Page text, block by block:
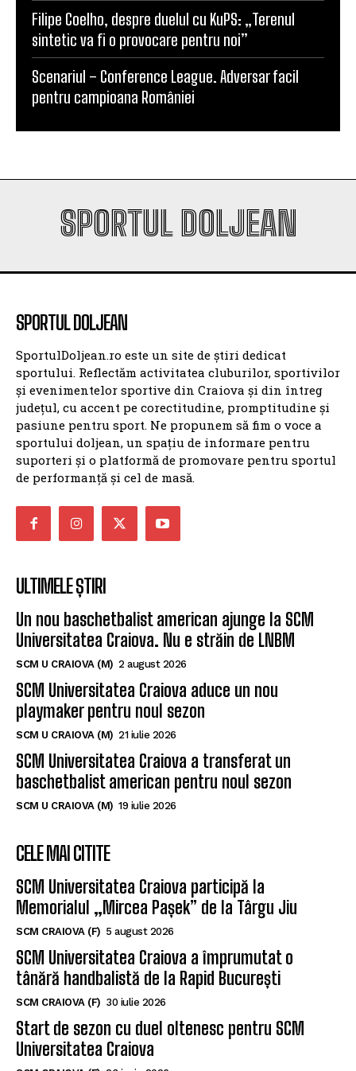
Scenariul – Conference League. Adversar facil
pentru campioana României
SPORTUL DOLJEAN
SPORTUL DOLJEAN
sportului. Reflectăm activitatea cluburilor, sportivilor
județul, cu accent pe corectitudine, promptitudine și
pasiune pentru sport. Ne propunem să fim o voce a
sportului doljean, un spațiu de informare pentru
suporteri și o platformă de promovare pentru sportul
de performanță și cel de masă.
ULTIMELE ȘTIRI
Universitatea Craiova. Nu e străin de LNBM
SCM U CRAIOVA (M) 2 august 2026
SCM Universitatea Craiova aduce un nou
playmaker pentru noul sezon
SCM U CRAIOVA (M) 21 iulie 2026
SCM Universitatea Craiova a transferat un
baschetbalist american pentru noul sezon
SCM U CRAIOVA (M) 19 iulie 2026
CELE MAI CITITE
Memorialul „Mircea Pașek” de la Târgu Jiu
SCM CRAIOVA (F) 5 august 2026
SCM Universitatea Craiova a împrumutat o
tânără handbalistă de la Rapid București
SCM CRAIOVA (F) 30 iulie 2026
Start de sezon cu duel oltenesc pentru SCM
Universitatea Craiova
SCM CRAIOVA (F) 23 iunie 2026